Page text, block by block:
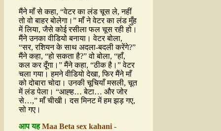
मैंने माँ से कहा, “वेटर का लंड चूस ले, नहीं
तो वो बाहर बोलेगा।” माँ ने वेटर का लंड मुँह
में लिया, जैसे कोई रसीला फल चूस रही हो।
मैंने उनका वीडियो बनाया। वेटर बोला,
“सर, रशियन के साथ अदला-बदली करेंगे?”
मैंने कहा, “हो सकता है?” वो बोला, “हाँ,
कल कर दूँगा।” मैंने कहा, “ठीक है।” वेटर
चला गया। हमने वीडियो देखा, फिर मैंने माँ
को दोबारा चोदा। उनकी चूचियाँ मसली, चूत
में लंड पेला। “आह्ह… बेटा… और जोर
से…,” माँ चीखी। दस मिनट में हम झड़ गए,
सो गए।
आप यहMaa Beta sex kahani -